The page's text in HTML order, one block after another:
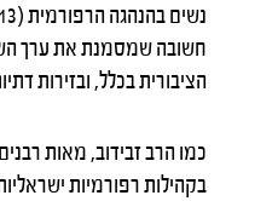
חשובה שמסמנת את ערך
הציבורית בכלל, ובזירות
כמו הרב זבידוב, מאות
בקהילות רפורמיות